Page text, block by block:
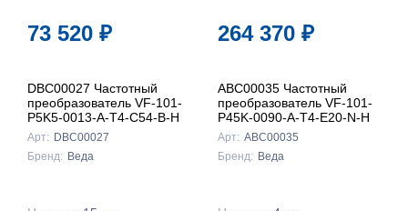
73 520 ₽
DBC00027 Частотный
преобразователь VF-101-
P5K5-0013-A-T4-C54-B-H
Арт: DBC00027
Бренд: Веда
264 370 ₽
ABC00035 Частотный
преобразователь VF-101-
P45K-0090-A-T4-E20-N-H
Арт: ABC00035
Бренд: Веда